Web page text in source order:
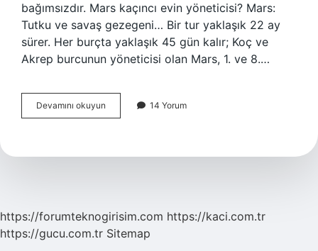
bağımsızdır. Mars kaçıncı evin yöneticisi? Mars:
Tutku ve savaş gezegeni… Bir tur yaklaşık 22 ay
sürer. Her burçta yaklaşık 45 gün kalır; Koç ve
Akrep burcunun yöneticisi olan Mars, 1. ve 8.…
Devamını okuyun
Hangi
14 Yorum
https://forumteknogirisim.com https://kaci.com.tr
https://gucu.com.tr Sitemap